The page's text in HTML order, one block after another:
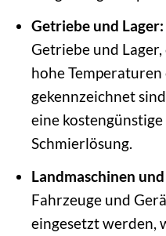
Getriebe und Lager:
Getriebe und
hohe
gekennzeichnet
eine
Schmierlösung.
Landmaschinen
Fahrzeuge und
eingesetzt werden,